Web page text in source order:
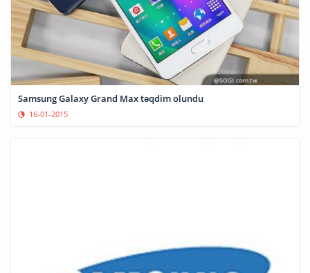
Samsung Galaxy Grand Max təqdim olundu
16-01-2015